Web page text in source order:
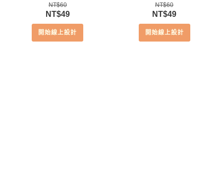
NT$60
原
始
價
NT$49目
前
價
開始線上設計
NT$60
原
始
價
NT$49目
前
價
開始線上設計